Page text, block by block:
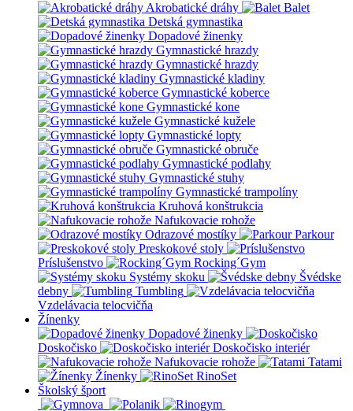
Akrobatické dráhy
Balet
Detská gymnastika
Dopadové žinenky
Gymnastické hrazdy
Gymnastické hrazdy
Gymnastické kladiny
Gymnastické koberce
Gymnastické kone
Gymnastické kužele
Gymnastické lopty
Gymnastické obruče
Gymnastické podlahy
Gymnastické stuhy
Gymnastické trampolíny
Kruhová konštrukcia
Nafukovacie rohože
Odrazové mostíky
Parkour
Preskokové stoly
Príslušenstvo
Rocking´Gym
Systémy skoku
Švédske
debny
Tumbling
Vzdelávacia telocvičňa
Žínenky
Dopadové žinenky
Doskočisko
Doskočisko interiér
Nafukovacie rohože
Tatami
Žínenky
RinoSet
Školský šport